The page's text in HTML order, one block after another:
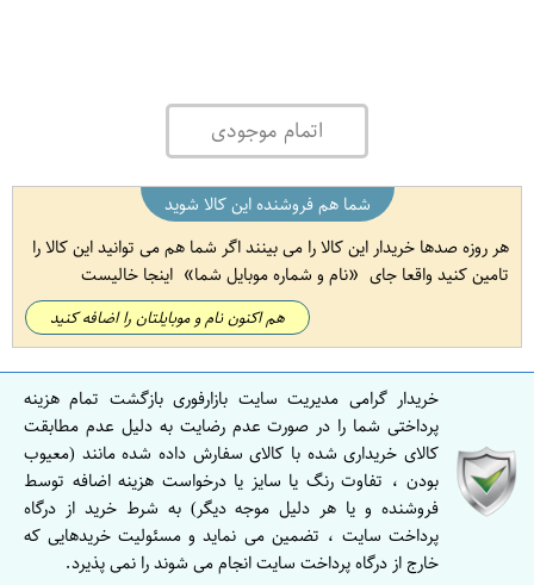
اتمام موجودی
شما هم فروشنده این کالا شوید
هر روزه صدها خریدار این کالا را می بینند اگر شما هم می توانید این کالا را
تامین کنید واقعا جای
نام و شماره موبایل شما اینجا خالیست
هم اکنون نام و موبایلتان را اضافه کنید
خریدار گرامی مدیریت سایت بازارفوری بازگشت تمام هزینه
پرداختی شما را در صورت عدم رضایت به دلیل عدم مطابقت
کالای خریداری شده با کالای سفارش داده شده مانند (معیوب
بودن ، تفاوت رنگ یا سایز یا درخواست هزینه اضافه توسط
فروشنده و یا هر دلیل موجه دیگر) به شرط خرید از درگاه
پرداخت سایت ، تضمین می نماید و مسئولیت خریدهایی که
خارج از درگاه پرداخت سایت انجام می شوند را نمی پذیرد.